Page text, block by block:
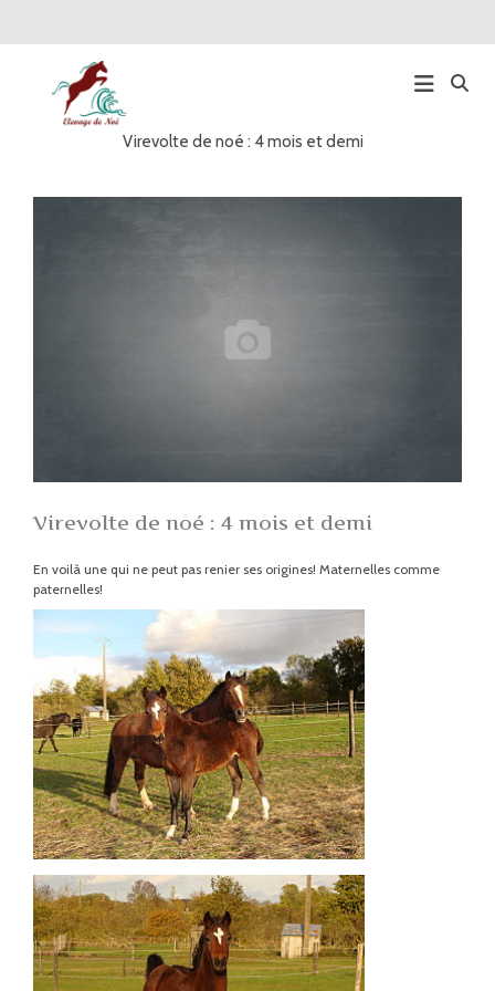
Virevolte de noé : 4 mois et demi
Virevolte de noé : 4 mois et demi
En voilà une qui ne peut pas renier ses origines! Maternelles comme
paternelles!